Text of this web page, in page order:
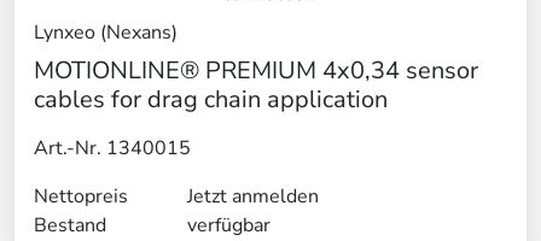
Lynxeo (Nexans)
MOTIONLINE® PREMIUM 4x0,34 sensor
cables for drag chain application
Art.-Nr. 1340015
Nettopreis
Jetzt anmelden
Bestand
verfügbar